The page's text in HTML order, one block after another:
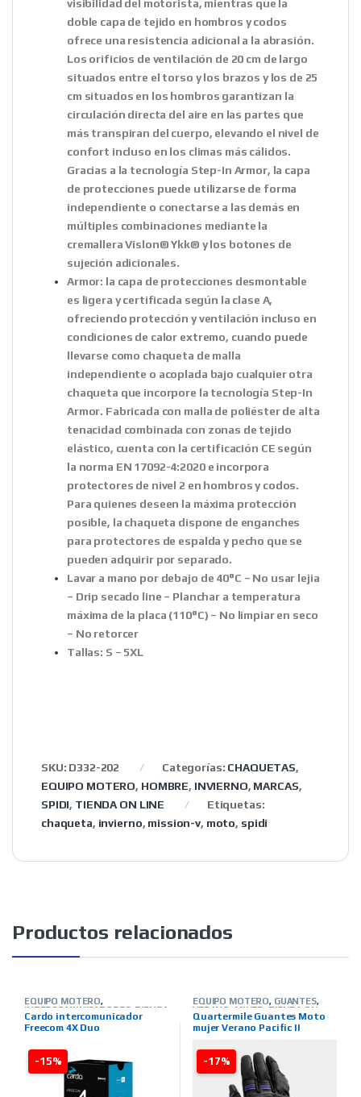
visibilidad del motorista, mientras que la
doble capa de tejido en hombros y codos
ofrece una resistencia adicional a la abrasión.
Los orificios de ventilación de 20 cm de largo
situados entre el torso y los brazos y los de 25
cm situados en los hombros garantizan la
circulación directa del aire en las partes que
más transpiran del cuerpo, elevando el nivel de
confort incluso en los climas más cálidos.
Gracias a la tecnología Step-In Armor, la capa
de protecciones puede utilizarse de forma
independiente o conectarse a las demás en
múltiples combinaciones mediante la
cremallera Vislon® Ykk® y los botones de
sujeción adicionales.
Armor: la capa de protecciones desmontable
es ligera y certificada según la clase A,
ofreciendo protección y ventilación incluso en
condiciones de calor extremo, cuando puede
llevarse como chaqueta de malla
independiente o acoplada bajo cualquier otra
chaqueta que incorpore la tecnología Step-In
Armor. Fabricada con malla de poliéster de alta
tenacidad combinada con zonas de tejido
elástico, cuenta con la certificación CE según
la norma EN 17092-4:2020 e incorpora
protectores de nivel 2 en hombros y codos.
Para quienes deseen la máxima protección
posible, la chaqueta dispone de enganches
para protectores de espalda y pecho que se
pueden adquirir por separado.
Lavar a mano por debajo de 40°C – No usar lejia
– Drip secado line – Planchar a temperatura
máxima de la placa (110°C) – No limpiar en seco
– No retorcer
Tallas: S – 5XL
SKU: D332-202 Categorías: CHAQUETAS,
EQUIPO MOTERO, HOMBRE, INVIERNO, MARCAS,
SPIDI, TIENDA ON LINE
Etiquetas:
chaqueta, invierno, mission-v, moto, spidi
Productos relacionados
-15%
EQUIPO MOTERO,
INTERCOMUNICADORES, TIENDA
ON LINE,MARCAS,CARDO
Cardo intercomunicador
Freecom 4X Duo
-17%
EQUIPO MOTERO, GUANTES,
VERANO
MUJER
TIENDA ON
LINE,MARCAS ,QUARTER MILE
Quartermile Guantes Moto
mujer Verano Pacific II